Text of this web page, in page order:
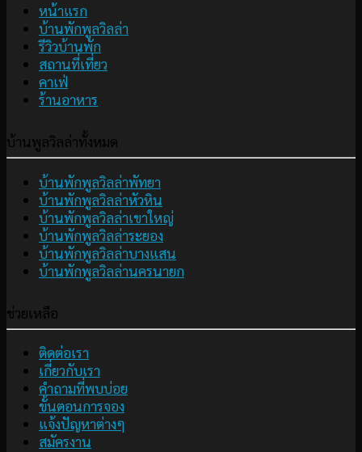
หน้าแรก
บ้านพักพูลวิลล่า
รีวิวบ้านพัก
สถานที่เที่ยว
คาเฟ่
ร้านอาหาร
บ้านพูลวิลล่าทั้งหมด
บ้านพักพูลวิลล่าพัทยา
บ้านพักพูลวิลล่าหัวหิน
บ้านพักพูลวิลล่าเขาใหญ่
บ้านพักพูลวิลล่าระยอง
บ้านพักพูลวิลล่าบางแสน
บ้านพักพูลวิลล่านครนายก
ช่วยเหลือ
ติดต่อเรา
เกี่ยวกับเรา
คำถามที่พบบ่อย
ขั้นตอนการจอง
แจ้งปัญหาต่างๆ
สมัครงาน